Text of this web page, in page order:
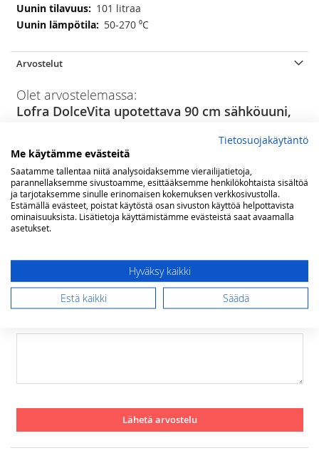
101 litraa
50-270 ⁰C
Arvostelut
Olet arvostelemassa:
Lofra DolceVita upotettava 90 cm sähköuuni,
Arviosi
Rating
1
star
2
stars
3
stars
4
stars
5
stars
Nimimerkki
Lähetä arvostelu
Tietosuojakäytäntö
Me käytämme evästeitä
Saatamme tallentaa niitä analysoidaksemme vierailijatietoja,
parannellaksemme sivustoamme, esittääksemme henkilökohtaista sisältöä
ja tarjotaksemme sinulle erinomaisen kokemuksen verkkosivustolla.
Estämällä evästeet, poistat käytöstä osan sivuston käyttöä helpottavista
ominaisuuksista. Lisätietoja käyttämistämme evästeistä saat avaamalla
asetukset.
Hyväksy kaikki
Estä kaikki Säädä